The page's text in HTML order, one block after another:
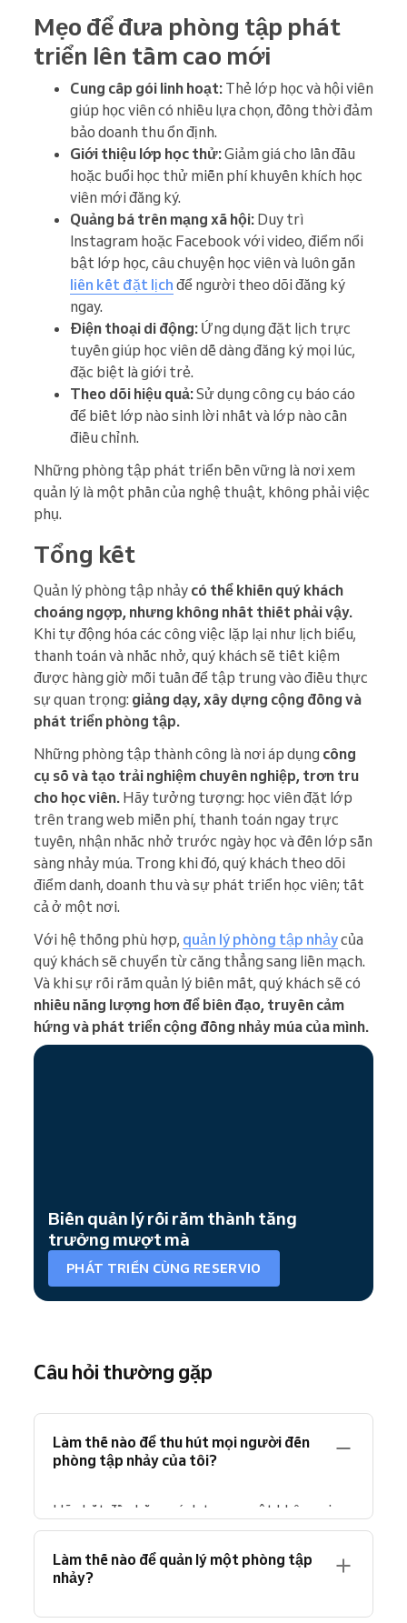
Mẹo để đưa phòng tập phát
triển lên tầm cao mới
Cung cấp gói linh hoạt: Thẻ lớp học và hội viên
giúp học viên có nhiều lựa chọn, đồng thời đảm
bảo doanh thu ổn định.
Giới thiệu lớp học thử:Giảm giá cho lần đầu
hoặc buổi học thử miễn phí khuyến khích học
viên mới đăng ký.
Quảng bá trên mạng xã hội: Duy trì
Instagram hoặc Facebook với video, điểm nổi
bật lớp học, câu chuyện học viên và luôn gắn
liên kết đặt lịch để người theo dõi đăng ký
ngay.
Điện thoại di động: Ứng dụng đặt lịch trực
tuyến giúp học viên dễ dàng đăng ký mọi lúc,
đặc biệt là giới trẻ.
Theo dõi hiệu quả:Sử dụng công cụ báo cáo
để biết lớp nào sinh lời nhất và lớp nào cần
điều chỉnh.
Những phòng tập phát triển bền vững là nơi xem
quản lý là một phần của nghệ thuật, không phải việc
phụ.
Tổng kết
Quản lý phòng tập nhảy có thể khiến quý khách
choáng ngợp, nhưng không nhất thiết phải vậy.
Khi tự động hóa các công việc lặp lại như lịch biểu,
thanh toán và nhắc nhở, quý khách sẽ tiết kiệm
được hàng giờ mỗi tuần để tập trung vào điều thực
sự quan trọng: giảng dạy, xây dựng cộng đồng và
phát triển phòng tập.
Những phòng tập thành công là nơi áp dụng công
cụ số và tạo trải nghiệm chuyên nghiệp, trơn tru
cho học viên. Hãy tưởng tượng: học viên đặt lớp
trên trang web miễn phí, thanh toán ngay trực
tuyến, nhận nhắc nhở trước ngày học và đến lớp sẵn
sàng nhảy múa. Trong khi đó, quý khách theo dõi
điểm danh, doanh thu và sự phát triển học viên; tất
cả ở một nơi.
Với hệ thống phù hợp, quản lý phòng tập nhảycủa
quý khách sẽ chuyển từ căng thẳng sang liền mạch.
Và khi sự rối rắm quản lý biến mất, quý khách sẽ có
nhiều năng lượng hơn để biên đạo, truyền cảm
hứng và phát triển cộng đồng nhảy múa của mình.
Biến quản lý rối rắm thành tăng
trưởng mượt mà
PHÁT TRIỂN CÙNG RESERVIO
Câu hỏi thường gặp
Làm thế nào để thu hút mọi người đến
phòng tập nhảy của tôi?
Hãy bắt đầu bằng cách tạo ra một không gian
thân thiện vàcung cấp các lớp học phù hợp
với nhu cầu cộng đồng địa phương. Lớp học
thử miễn phí, chương trình giới thiệu bạn bè
Làm thế nào để quản lý một phòng tập
nhảy?